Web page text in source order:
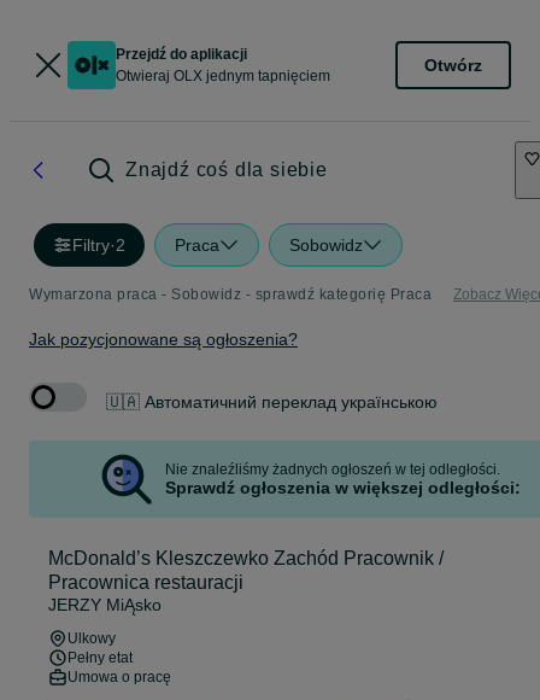
Przejdź do aplikacji
Otwieraj OLX jednym tapnięciem
Otwórz
Znajdź coś dla siebie
Filtry·2 Praca Sobowidz
Wymarzona praca - Sobowidz - sprawdź kategorię Praca Zobacz
Jak pozycjonowane są ogłoszenia?
🇺🇦 Автоматичний переклад українською
Nie znaleźliśmy żadnych ogłoszeń w tej odległości.
Sprawdź ogłoszenia w większej odległości:
McDonald’s Kleszczewko Zachód Pracownik /
Pracownica restauracji
JERZY MiĄsko
Ulkowy
Pełny etat
Umowa o pracę